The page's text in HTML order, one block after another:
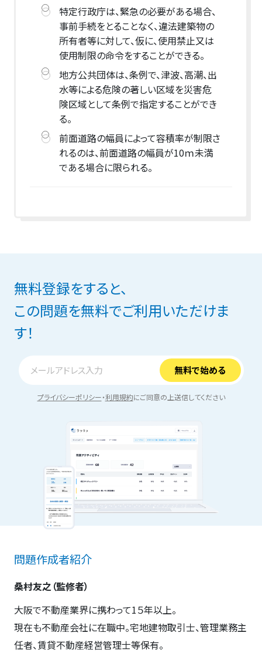
特定行政庁は、緊急の必要がある場合、
事前手続をとることなく、違法建築物の
所有者等に対して、仮に、使用禁止又は
使用制限の命令をすることができる。
地方公共団体は、条例で、津波、高潮、出
水等による危険の著しい区域を災害危
険区域として条例で指定することができ
る。
前面道路の幅員によって容積率が制限さ
れるのは、前面道路の幅員が10ｍ未満
である場合に限られる。
無料登録をすると、
この問題を無料でご利用いただけま
す！
プライバシーポリシー・利用規約にご同意の上送信してください
問題作成者紹介
桑村友之（監修者）
大阪で不動産業界に携わって1５年以上。
現在も不動産会社に在職中。宅地建物取引士、管理業務主
任者、賃貸不動産経営管理士等保有。